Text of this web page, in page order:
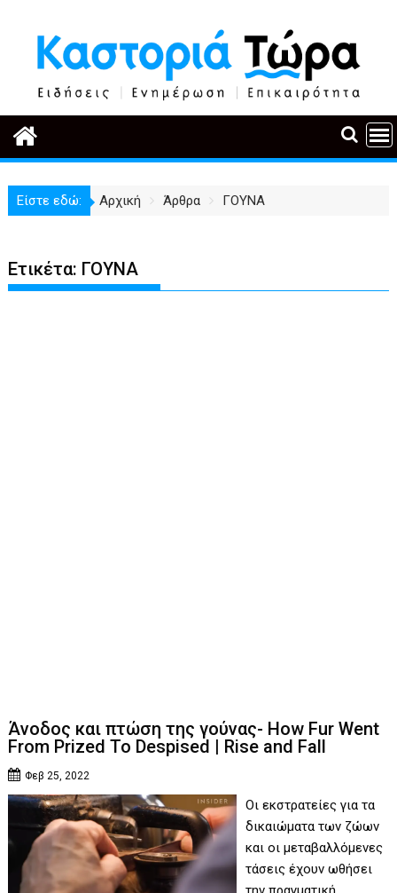
περιεχόμενο
Είστε εδώ: Αρχική Άρθρα ΓΟΥΝΑ
Ετικέτα: ΓΟΥΝΑ
Άνοδος και πτώση της γούνας- How Fur Went
From Prized To Despised | Rise and Fall
Φεβ 25, 2022
Οι εκστρατείες για τα
δικαιώματα των ζώων
και οι μεταβαλλόμενες
τάσεις έχουν ωθήσει